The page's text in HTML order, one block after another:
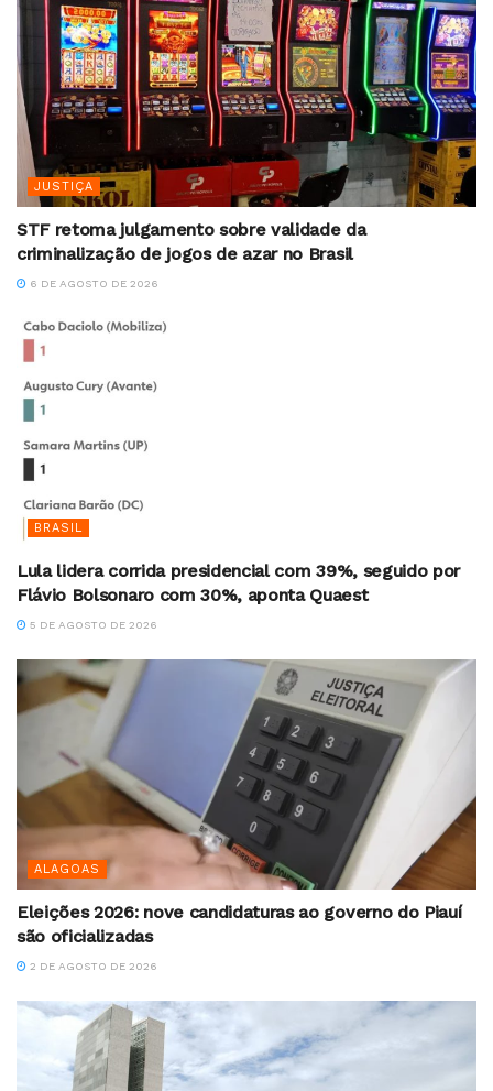
JUSTIÇA
STF retoma julgamento sobre validade da
criminalização de jogos de azar no Brasil
6 DE AGOSTO DE 2026
BRASIL
Lula lidera corrida presidencial com 39%, seguido por
Flávio Bolsonaro com 30%, aponta Quaest
5 DE AGOSTO DE 2026
ALAGOAS
Eleições 2026: nove candidaturas ao governo do Piauí
são oficializadas
2 DE AGOSTO DE 2026